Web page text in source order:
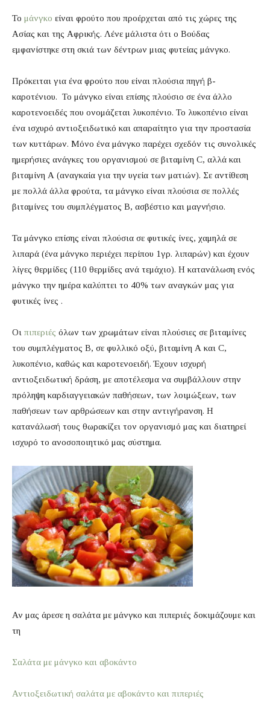
Το μάνγκο είναι φρούτο που προέρχεται από τις χώρες της
Ασίας και της Αφρικής. Λένε μάλιστα ότι ο Βούδας
εμφανίστηκε στη σκιά των δέντρων μιας φυτείας μάνγκο.
Πρόκειται για ένα φρούτο που είναι πλούσια πηγή β-
καροτένιου. Το μάνγκο είναι επίσης πλούσιο σε ένα άλλο
καροτενοειδές που ονομάζεται λυκοπένιο. Το λυκοπένιο είναι
ένα ισχυρό αντιοξειδωτικό και απαραίτητο για την προστασία
των κυττάρων. Μόνο ένα μάνγκο παρέχει σχεδόν τις συνολικές
ημερήσιες ανάγκες του οργανισμού σε βιταμίνη C, αλλά και
βιταμίνη Α (αναγκαία για την υγεία των ματιών). Σε αντίθεση
με πολλά άλλα φρούτα, τα μάνγκο είναι πλούσια σε πολλές
βιταμίνες του συμπλέγματος Β, ασβέστιο και μαγνήσιο.
Τα μάνγκο επίσης είναι πλούσια σε φυτικές ίνες, χαμηλά σε
λιπαρά (ένα μάνγκο περιέχει περίπου 1γρ. λιπαρών) και έχουν
λίγες θερμίδες (110 θερμίδες ανά τεμάχιο). Η κατανάλωση ενός
μάνγκο την ημέρα καλύπτει το 40% των αναγκών μας για
φυτικές ίνες .
Οι πιπεριές όλων των χρωμάτων είναι πλούσιες σε βιταμίνες
του συμπλέγματος Β, σε φυλλικό οξύ, βιταμίνη Α και C,
λυκοπένιο, καθώς και καροτενοειδή. Έχουν ισχυρή
αντιοξειδωτική δράση, με αποτέλεσμα να συμβάλλουν στην
πρόληψη καρδιαγγειακών παθήσεων, των λοιμώξεων, των
παθήσεων των αρθρώσεων και στην αντιγήρανση. Η
κατανάλωσή τους θωρακίζει τον οργανισμό μας και διατηρεί
ισχυρό το ανοσοποιητικό μας σύστημα.
Αν μας άρεσε η σαλάτα με μάνγκο και πιπεριές δοκιμάζουμε και
τη
Σαλάτα με μάνγκο και αβοκάντο
Αντιοξειδωτική σαλάτα με αβοκάντο και πιπεριές